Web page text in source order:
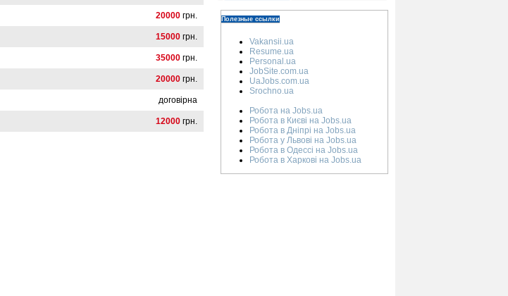
20000 грн.
15000 грн.
35000 грн.
20000 грн.
договірна
12000 грн.
Полезные ссылки
Vakansii.ua
Resume.ua
Personal.ua
JobSite.com.ua
UaJobs.com.ua
Srochno.ua
Робота на Jobs.ua
Робота в Києві на Jobs.ua
Робота в Дніпрі на Jobs.ua
Робота у Львові на Jobs.ua
Робота в Одессі на Jobs.ua
Робота в Харкові на Jobs.ua